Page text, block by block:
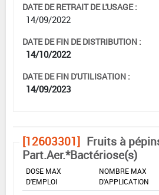
DATE DE RETRAIT DE L'USAGE :
14/09/2022
DATE DE FIN DE DISTRIBUTION :
14/10/2022
DATE DE FIN D'UTILISATION :
14/09/2023
[12603301] Fruits à
Part.Aer.*Bactériose(s)
DOSE MAX
D'EMPLOI
NOMBRE MAX
D'APPLICATION